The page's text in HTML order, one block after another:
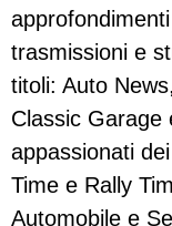
trasmissioni e
titoli: Auto
Classic Garage
appassionati
Time e Rally
Automobile e